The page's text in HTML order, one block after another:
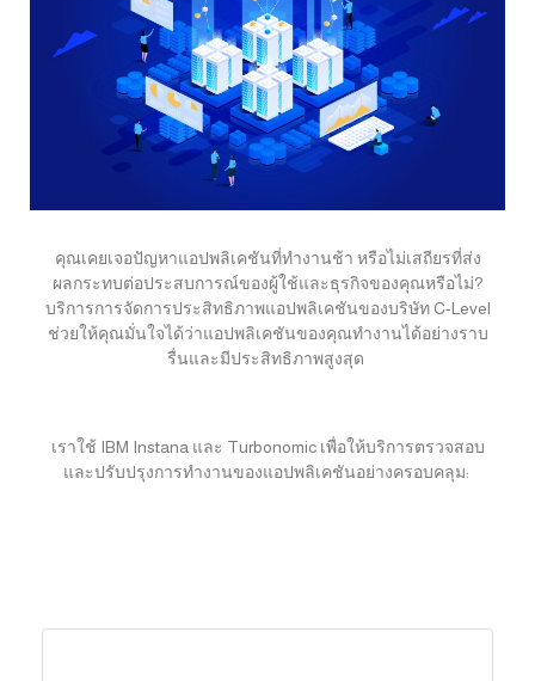
คุณเคยเจอปัญหาแอปพลิเคชันที่ทำงานช้า หรือไม่เสถียรที่ส่ง
ผลกระทบต่อประสบการณ์ของผู้ใช้และธุรกิจของคุณหรือไม่?
บริการการจัดการประสิทธิภาพแอปพลิเคชันของบริษัท C-Level
ช่วยให้คุณมั่นใจได้ว่าแอปพลิเคชันของคุณทำงานได้อย่างราบ
รื่นและมีประสิทธิภาพสูงสุด
เราใช้ IBM Instana และ Turbonomic เพื่อให้บริการตรวจสอบ
และปรับปรุงการทำงานของแอปพลิเคชันอย่างครอบคลุม: